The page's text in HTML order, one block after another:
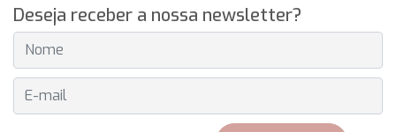
Deseja receber a nossa newsletter?
E-MAIL